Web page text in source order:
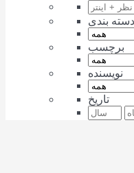
دسته بندی
برچسب
نویسنده
تاریخ